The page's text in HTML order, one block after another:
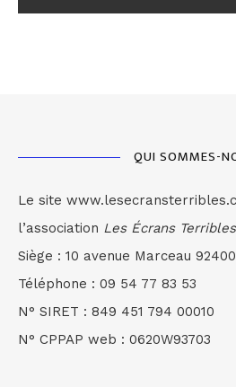
QUI SOMMES-
Le site
l’association Les Écrans
Siège : 10 avenue Marceau
Téléphone : 09 54 77 83 53
N° SIRET : 849 451 794 00010
N° CPPAP web : 0620W93703